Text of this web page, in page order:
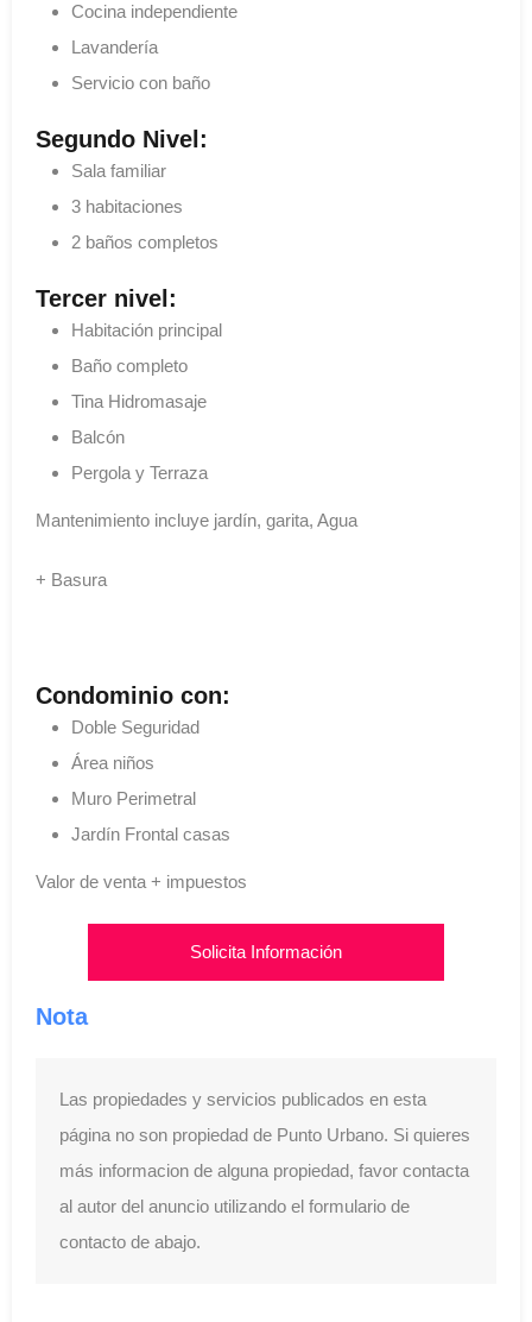
Cocina independiente
Lavandería
Servicio con baño
Segundo Nivel:
Sala familiar
3 habitaciones
2 baños completos
Tercer nivel:
Habitación principal
Baño completo
Tina Hidromasaje
Balcón
Pergola y Terraza
Mantenimiento incluye jardín, garita, Agua
+ Basura
Condominio con:
Doble Seguridad
Área niños
Muro Perimetral
Jardín Frontal casas
Valor de venta + impuestos
Solicita Información
Nota
Las propiedades y servicios publicados en esta
página no son propiedad de Punto Urbano. Si quieres
más informacion de alguna propiedad, favor contacta
al autor del anuncio utilizando el formulario de
contacto de abajo.